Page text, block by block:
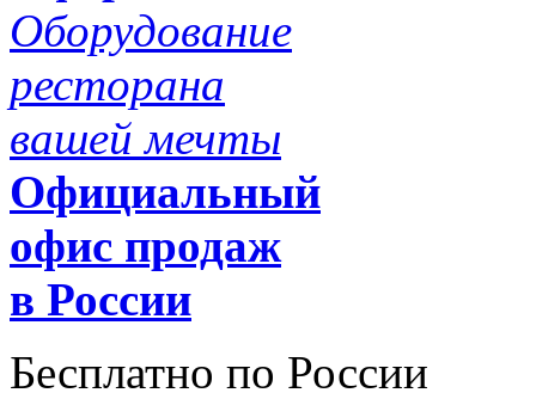
Оборудование
ресторана
вашей мечты
Официальный
офис продаж
в России
Бесплатно по России